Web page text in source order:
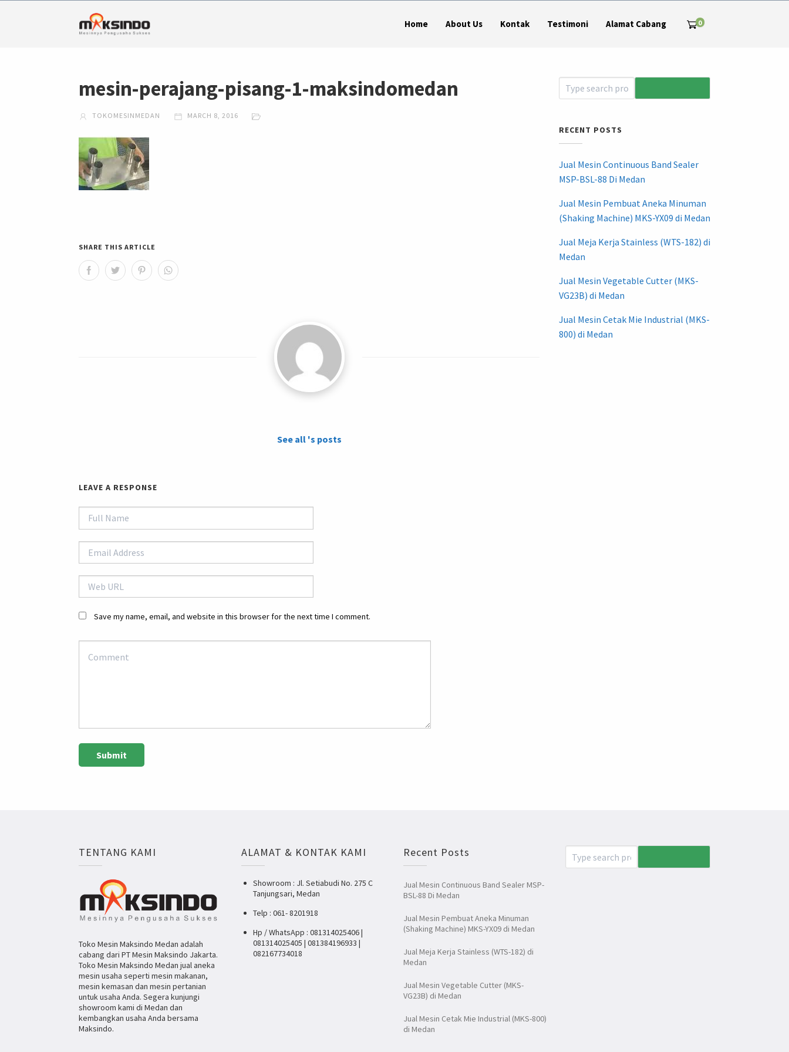
Home About Us Kontak Testimoni Alamat Cabang 0
mesin-perajang-pisang-1-maksindomedan
TOKOMESINMEDAN MARCH 8, 2016
SHARE THIS ARTICLE
See all 's posts
LEAVE A RESPONSE
Save my name, email, and website in this browser for the next time I comment.
RECENT POSTS
Jual Mesin Continuous Band Sealer
MSP-BSL-88 Di Medan
Jual Mesin Pembuat Aneka Minuman
(Shaking Machine) MKS-YX09 di Medan
Jual Meja Kerja Stainless (WTS-182) di
Medan
Jual Mesin Vegetable Cutter (MKS-
VG23B) di Medan
Jual Mesin Cetak Mie Industrial (MKS-
800) di Medan
TENTANG KAMI
Toko Mesin Maksindo Medan adalah
cabang dari PT Mesin Maksindo Jakarta.
Toko Mesin Maksindo Medan jual aneka
mesin usaha seperti mesin makanan,
mesin kemasan dan mesin pertanian
untuk usaha Anda. Segera kunjungi
showroom kami di Medan dan
kembangkan usaha Anda bersama
Maksindo.
ALAMAT & KONTAK KAMI
Showroom : Jl. Setiabudi No. 275 C
Tanjungsari, Medan
Telp : 061- 8201918
Hp / WhatsApp : 081314025406 |
081314025405 | 081384196933 |
082167734018
Recent Posts
Jual Mesin Continuous Band Sealer MSP-
BSL-88 Di Medan
Jual Mesin Pembuat Aneka Minuman
(Shaking Machine) MKS-YX09 di Medan
Jual Meja Kerja Stainless (WTS-182) di
Medan
Jual Mesin Vegetable Cutter (MKS-
VG23B) di Medan
Jual Mesin Cetak Mie Industrial (MKS-800)
di Medan